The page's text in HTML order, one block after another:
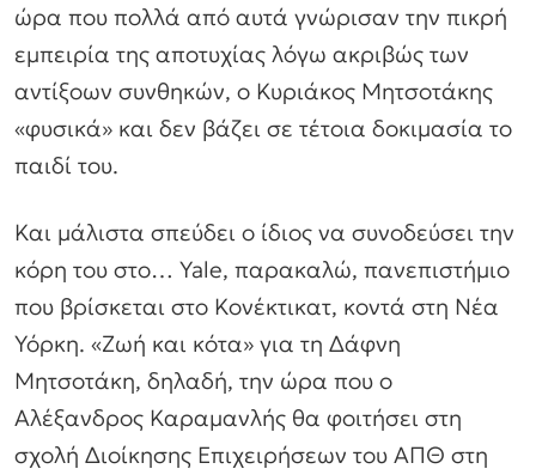
ώρα που πολλά από αυτά γνώρισαν την πικρή
εμπειρία της αποτυχίας λόγω ακριβώς των
αντίξοων συνθηκών, ο Κυριάκος Μητσοτάκης
«φυσικά» και δεν βάζει σε τέτοια δοκιμασία το
παιδί του.
Και μάλιστα σπεύδει ο ίδιος να συνοδεύσει την
κόρη του στο… Yale, παρακαλώ, πανεπιστήμιο
που βρίσκεται στο Κονέκτικατ, κοντά στη Νέα
Υόρκη. «Ζωή και κότα» για τη Δάφνη
Μητσοτάκη, δηλαδή, την ώρα που ο
Αλέξανδρος Καραμανλής θα φοιτήσει στη
σχολή Διοίκησης Επιχειρήσεων του ΑΠΘ στη